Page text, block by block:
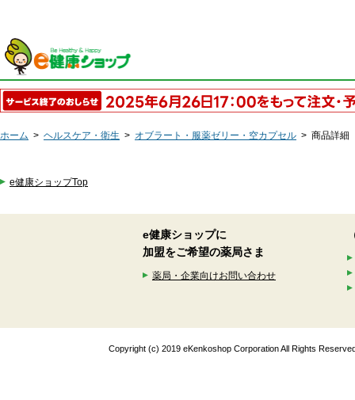
ホーム > ヘルスケア・衛生 > オブラート・服薬ゼリー・空カプセル > 商品詳細
e健康ショップTop
e健康ショップに
加盟をご希望の薬局さま
薬局・企業向けお問い合わせ
Copyright (c) 2019 eKenkoshop Corporation All Rights